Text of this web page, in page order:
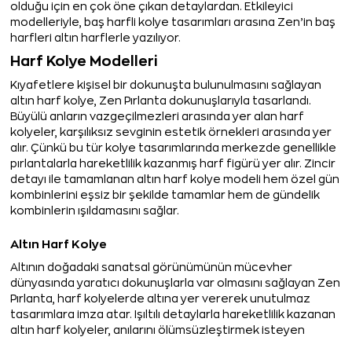
olduğu için en çok öne çıkan detaylardan. Etkileyici
modelleriyle, baş harfli kolye tasarımları arasına Zen’in baş
harfleri altın harflerle yazılıyor.
Harf Kolye Modelleri
Kıyafetlere kişisel bir dokunuşta bulunulmasını sağlayan
altın harf kolye, Zen Pırlanta dokunuşlarıyla tasarlandı.
Büyülü anların vazgeçilmezleri arasında yer alan harf
kolyeler, karşılıksız sevginin estetik örnekleri arasında yer
alır. Çünkü bu tür kolye tasarımlarında merkezde genellikle
pırlantalarla hareketlilik kazanmış harf figürü yer alır. Zincir
detayı ile tamamlanan altın harf kolye modeli hem özel gün
kombinlerini eşsiz bir şekilde tamamlar hem de gündelik
kombinlerin ışıldamasını sağlar.
Altın Harf Kolye
Altının doğadaki sanatsal görünümünün mücevher
dünyasında yaratıcı dokunuşlarla var olmasını sağlayan Zen
Pırlanta, harf kolyelerde altına yer vererek unutulmaz
tasarımlara imza atar. Işıltılı detaylarla hareketlilik kazanan
altın harf kolyeler, anılarını ölümsüzleştirmek isteyen